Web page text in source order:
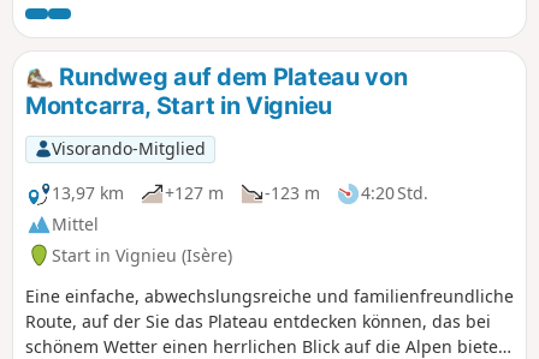
Anschließend wandern Sie durch den
Wald von Tire Gerbe, bevor Sie den
Étang de Gole in der Nähe von
Montcarra erreichen. Dort können Sie
auf einem ausgewiesenen Picknickplatz
eine Pause einlegen, bevor Sie auf der
anderen Seite wieder hinaufsteigen, um
Montcarrad und sein Schloss zu
entdecken. Zum Abschluss kommen Sie
am Bauernhof Reculefort vorbei, wo Sie
sich mit Proviant versorgen können.
Rundweg auf dem Plateau von
Montcarra, Start in Vignieu
Visorando-Mitglied
13,97 km
+127 m -123 m
4:20 Std.
Mittel
Start in Vignieu (Isère)
Eine einfache, abwechslungsreiche und familienfreundliche
Route, auf der Sie das Plateau entdecken können, das bei
schönem Wetter einen herrlichen Blick auf die Alpen bietet.